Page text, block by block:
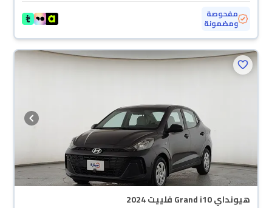
مفحوصة
ومضمونة
هيونداي Grand i10 فلييت 2024